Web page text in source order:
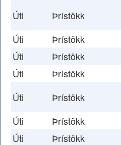
Úti Þrístökk
Úti
Þrístökk
Úti
Þrístökk
Úti
Þrístökk
Úti
Þrístökk
Úti
Þrístökk
Úti
Þrístökk